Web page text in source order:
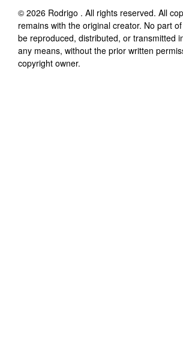
© 2026 Rodrigo . All rights reserved. All
remains with the original creator. No part
be reproduced, distributed, or transmitted
any means, without the prior written
copyright owner.